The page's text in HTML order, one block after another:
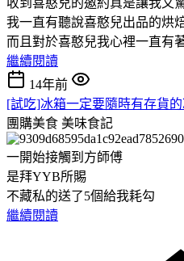
我一直有聽說喜憨兒出品的烘
而且對於喜憨兒我心裡一直有
繼續閱讀
14年前
[試吃]冰箱一定要隨時有存貨
團購美食 美味食記
一開始接觸到方師傅
是拜YYB所賜
不藏私的送了5個給我耗勾
繼續閱讀